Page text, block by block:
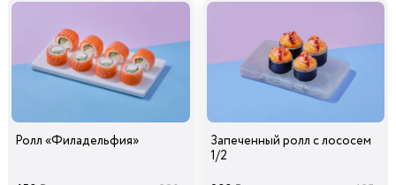
Ролл «Филадельфия»
Запеченный ролл с лососем
1/2